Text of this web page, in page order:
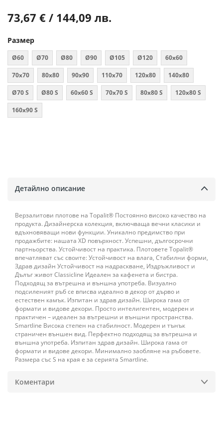
73,67 € / 144,09 лв.
Размер
Ø60 Ø70 Ø80 Ø90 Ø105 Ø120 60x60
70x70 80х80 90х90 110х70 120х80 140х80
Ø70 S Ø80 S 60x60 S 70x70 S 80x80 S 120x80 S
160x90 S
Детайлно описание
Верзалитови плотове на Topalit® Постоянно високо качество на
продукта. Дизайнерска колекция, включваща вечни класики и
вдъхновяващи нови функции. Уникално предимство при
продажбите: нашата XD повърхност. Успешни, дългосрочни
партньорства. Устойчивост на практика. Плотовете Topalit®
впечатляват със своите: Устойчивост на влага, Стабилни форми,
Здрав дизайн Устойчивост на надраскване, Издръжливост и
Дълъг живот Classicline Идеален за кафенета и бистра.
Подходящ за вътрешна и външна употреба. Визуално
подсиленият ръб се вписва идеално в декор от дърво и
естествен камък. Изпитан и здрав дизайн. Широка гама от
формати и видове декори. Просто интелигентен, модерен и
практичен – идеален за вътрешни и външни пространства.
Smartline Висока степен на стабилност. Модерен и тънък
страничен външен вид. Перфектно подходящ за вътрешна и
външна употреба. Изпитан здрав дизайн. Широка гама от
формати и видове декори. Минимално заобляне на ръбовете.
Размера със S на края е за серията Smartline.
Коментари